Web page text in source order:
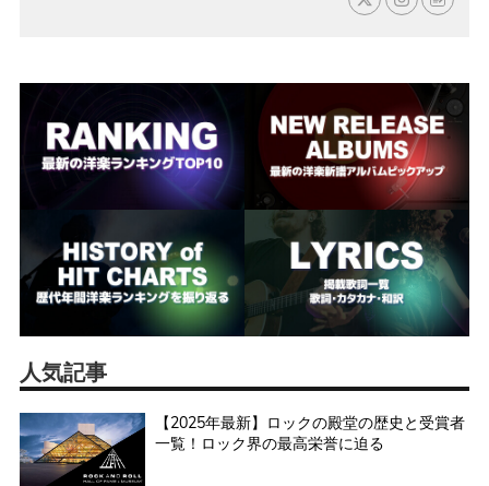
人気記事
【2025年最新】ロックの殿堂の歴史と受賞者
一覧！ロック界の最高栄誉に迫る